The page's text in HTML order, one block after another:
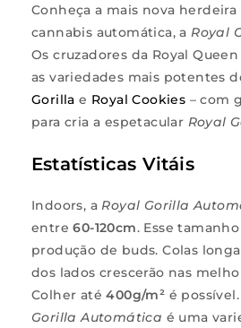
Conheça a mais nova
cannabis automática, a Royal
Os cruzadores da Royal
as variedades mais potentes
Gorilla e Royal Cookies – com
para cria a espetacular Royal
Estatísticas Vitáis
Indoors, a Royal Gorilla
entre60-120cm. Esse
produção de buds. Colas
dos lados crescerão nas
Colher até400g/m² é
Gorilla Automática é uma